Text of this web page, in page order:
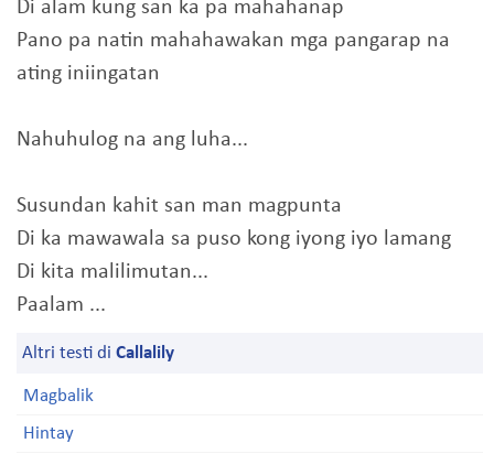
Di alam kung san ka pa mahahanap
Pano pa natin mahahawakan mga pangarap na
ating iniingatan
Nahuhulog na ang luha...
Susundan kahit san man magpunta
Di ka mawawala sa puso kong iyong iyo lamang
Di kita malilimutan...
Paalam ...
Altri testi di Callalily
Magbalik
Hintay